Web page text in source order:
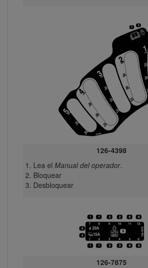
126-4398
Lea el Manual del operador.
Bloquear
Desbloquear
126-7875